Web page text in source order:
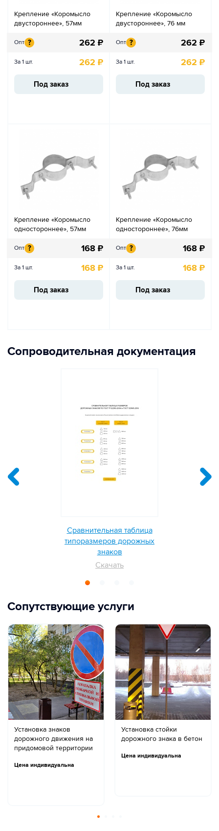
Крепление «Коромысло
двустороннее», 57мм
Опт ? 262 ₽
За 1 шт. 262 ₽
Под заказ
Крепление «Коромысло
двустороннее», 76 мм
Опт ? 262 ₽
За 1 шт. 262 ₽
Под заказ
Крепление «Коромысло
одностороннее», 57мм
Опт ? 168 ₽
За 1 шт. 168 ₽
Под заказ
Крепление «Коромысло
одностороннее», 76мм
Опт ? 168 ₽
За 1 шт. 168 ₽
Под заказ
Сопроводительная документация
Сравнительная таблица
типоразмеров дорожных
знаков
Скачать
Сопутствующие услуги
Установка знаков
дорожного движения на
придомовой территории
Цена индивидуальна
Установка стойки
дорожного знака в бетон
Цена индивидуальна